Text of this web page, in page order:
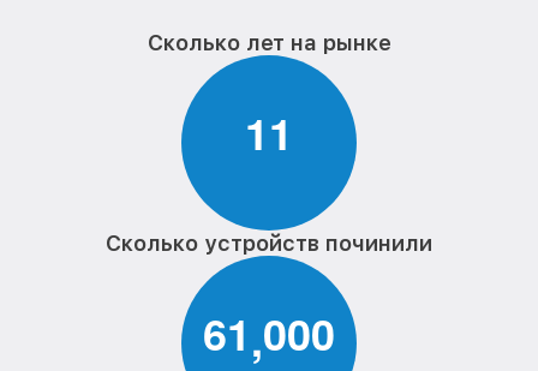
Сколько лет на рынке
11
Сколько устройств починили
61,000